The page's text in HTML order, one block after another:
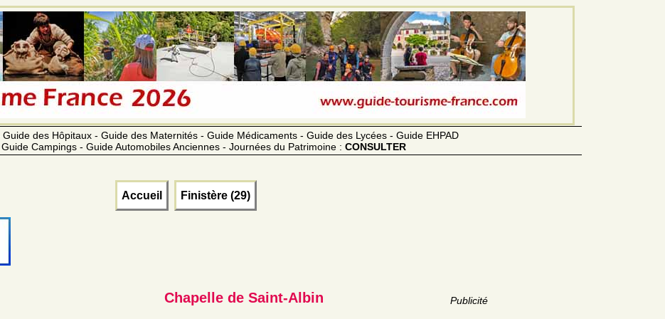
des Hôpitaux - Guide des Maternités - Guide Médicaments - Guide des Lycées - Guide EHPAD
Campings - Guide Automobiles Anciennes - Journées du Patrimoine : CONSULTER
Accueil Finistère (29)
Publicité
Chapelle de Saint-Albin